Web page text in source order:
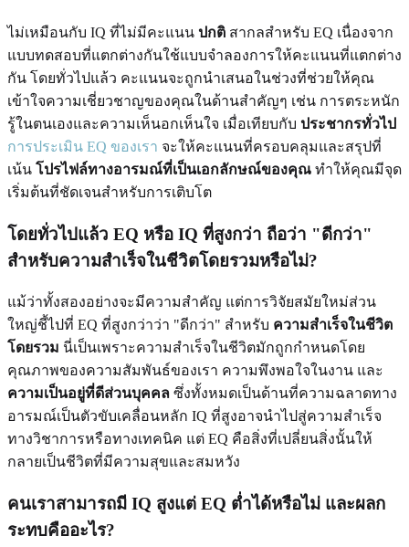
ไม่เหมือนกับ IQ ที่ไม่มีคะแนน ปกติ สากลสำหรับ EQ เนื่องจาก
แบบทดสอบที่แตกต่างกันใช้แบบจำลองการให้คะแนนที่แตกต่าง
กัน โดยทั่วไปแล้ว คะแนนจะถูกนำเสนอในช่วงที่ช่วยให้คุณ
เข้าใจความเชี่ยวชาญของคุณในด้านสำคัญๆ เช่น การตระหนัก
รู้ในตนเองและความเห็นอกเห็นใจ เมื่อเทียบกับ ประชากรทั่วไป
การประเมิน EQ ของเรา จะให้คะแนนที่ครอบคลุมและสรุปที่
เน้น โปรไฟล์ทางอารมณ์ที่เป็นเอกลักษณ์ของคุณ ทำให้คุณมีจุด
เริ่มต้นที่ชัดเจนสำหรับการเติบโต
โดยทั่วไปแล้ว EQ หรือ IQ ที่สูงกว่า ถือว่า "ดีกว่า"
สำหรับความสำเร็จในชีวิตโดยรวมหรือไม่?
แม้ว่าทั้งสองอย่างจะมีความสำคัญ แต่การวิจัยสมัยใหม่ส่วน
ใหญ่ชี้ไปที่ EQ ที่สูงกว่าว่า "ดีกว่า" สำหรับ ความสำเร็จในชีวิต
โดยรวม นี่เป็นเพราะความสำเร็จในชีวิตมักถูกกำหนดโดย
คุณภาพของความสัมพันธ์ของเรา ความพึงพอใจในงาน และ
ความเป็นอยู่ที่ดีส่วนบุคคล ซึ่งทั้งหมดเป็นด้านที่ความฉลาดทาง
อารมณ์เป็นตัวขับเคลื่อนหลัก IQ ที่สูงอาจนำไปสู่ความสำเร็จ
ทางวิชาการหรือทางเทคนิค แต่ EQ คือสิ่งที่เปลี่ยนสิ่งนั้นให้
กลายเป็นชีวิตที่มีความสุขและสมหวัง
คนเราสามารถมี IQ สูงแต่ EQ ต่ำได้หรือไม่ และผลก
ระทบคืออะไร?